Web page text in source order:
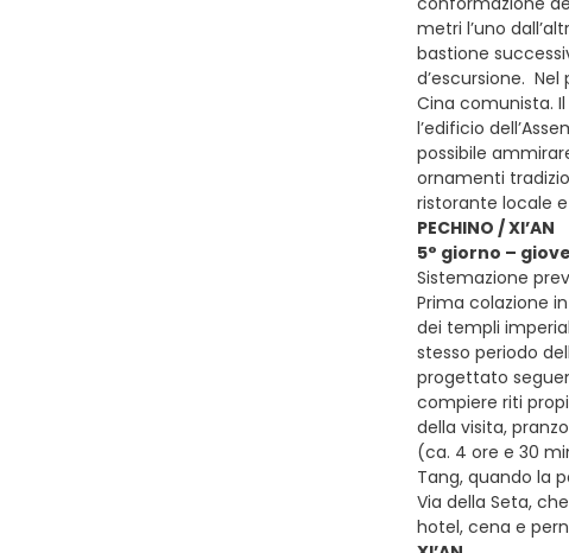
metri l’uno
bastione
d’escursione.
Cina comunista.
l’edificio
possibile
ornamenti
ristorante locale
PECHINO / XI’AN
5° giorno –
Sistemazione
Prima colazione
dei templi
stesso periodo
progettato
compiere riti
della visita,
(ca. 4 ore e 30
Tang, quando la
Via della Seta,
hotel, cena e